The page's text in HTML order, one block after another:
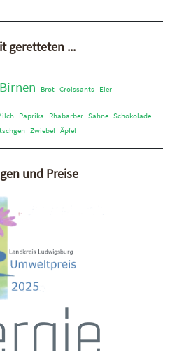
geretteten ...
Birnen Brot Croissants Eier
Paprika Rhabarber Sahne Schokolade
Zwiebel Äpfel
und Preise